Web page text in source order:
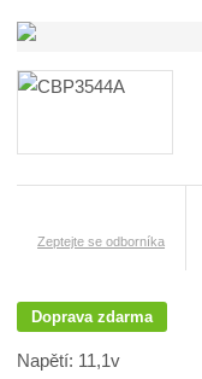
Zeptejte se odborníka
Doprava zdarma
Napětí: 11,1v